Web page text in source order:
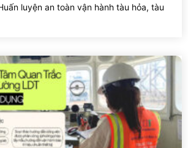
luyện an toàn vận hành tàu hỏa, tàu